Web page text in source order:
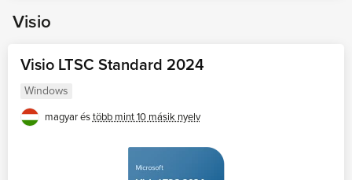
Visio
Visio LTSC Standard 2024
Windows
magyar éstöbb mint 10 másik nyelv